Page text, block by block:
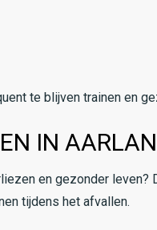
te blijven trainen en
IN
en gezonder
tijdens het afvallen.